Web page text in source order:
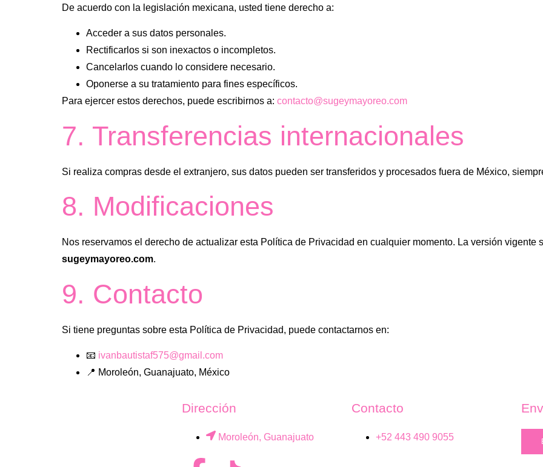
De acuerdo con la legislación mexicana, usted tiene derecho a:
Acceder a sus datos personales.
Rectificarlos si son inexactos o incompletos.
Cancelarlos cuando lo considere necesario.
Oponerse a su tratamiento para fines específicos.
Para ejercer estos derechos, puede escribirnos a: contacto@sugeymayoreo.com
7. Transferencias internacionales
Si realiza compras desde el extranjero, sus datos pueden ser transferidos y procesados fuera de México,
8. Modificaciones
Nos reservamos el derecho de actualizar esta Política de Privacidad en cualquier momento. La versión vigente
sugeymayoreo.com.
9. Contacto
Si tiene preguntas sobre esta Política de Privacidad, puede contactarnos en:
📧 ivanbautistaf575@gmail.com
📍 Moroleón, Guanajuato, México
Dirección
Moroleón, Guanajuato
Contacto
+52 443 490 9055